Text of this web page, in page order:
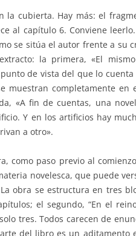
la cubierta. Hay más: el
al capítulo 6. Conviene
se sitúa el autor frente a su
la primera, «El
de vista del que lo
muestran completamente
«A fin de cuentas, una
Y en los artificios hay
a otro».
como paso previo al
novelesca, que puede
obra se estructura en tres
el segundo, “En el
tres. Todos carecen de
del libro es un aditamento